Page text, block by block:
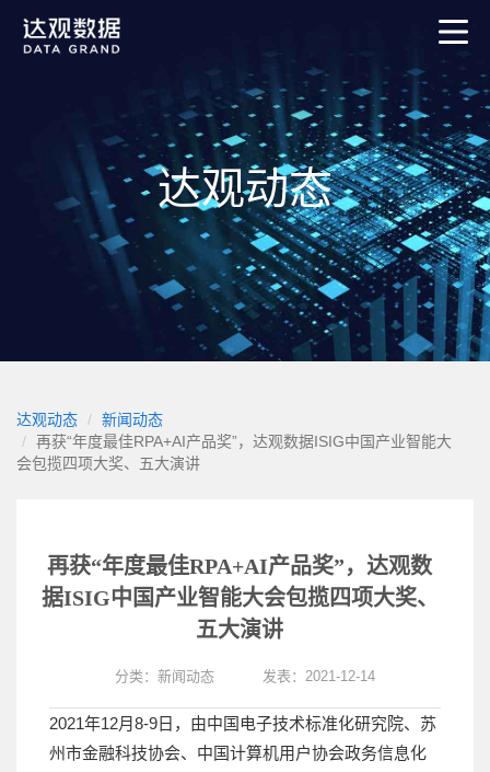
达观动态
达观动态
新闻动态
再获“年度最佳RPA+AI产品奖”，达观数据ISIG中国产业智能大
会包揽四项大奖、五大演讲
再获“年度最佳RPA+AI产品奖”，达观数
据ISIG中国产业智能大会包揽四项大奖、
五大演讲
分类： 新闻动态 发表：2021-12-14
2021年12月8-9日，由中国电子技术标准化研究院、苏
州市金融科技协会、中国计算机用户协会政务信息化